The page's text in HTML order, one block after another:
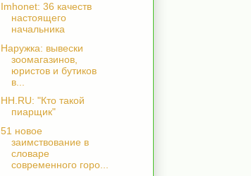
Imhonet: 36 качеств
настоящего
начальника
Наружка: вывески
зоомагазинов,
юристов и бутиков
в...
HH.RU: "Кто такой
пиарщик"
51 новое
заимствование в
словаре
современного горо...